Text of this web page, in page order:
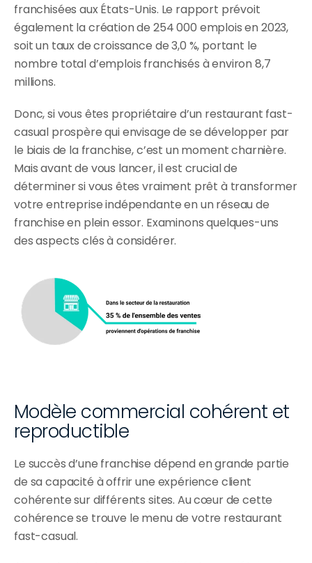
franchisées aux États-Unis. Le rapport prévoit
également la création de 254 000 emplois en 2023,
soit un taux de croissance de 3,0 %, portant le
nombre total d’emplois franchisés à environ 8,7
millions.
Donc, si vous êtes propriétaire d’un restaurant fast-
casual prospère qui envisage de se développer par
le biais de la franchise, c’est un moment charnière.
Mais avant de vous lancer, il est crucial de
déterminer si vous êtes vraiment prêt à transformer
votre entreprise indépendante en un réseau de
franchise en plein essor. Examinons quelques-uns
des aspects clés à considérer.
Modèle commercial cohérent et
reproductible
Le succès d’une franchise dépend en grande partie
de sa capacité à offrir une expérience client
cohérente sur différents sites. Au cœur de cette
cohérence se trouve le menu de votre restaurant
fast-casual.